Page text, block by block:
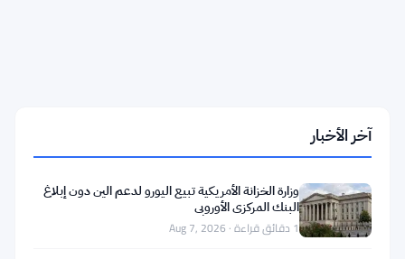
توقعات
إيثريوم
دولار
آخر الأخبار
وزارة الخزانة الأمريكية تبيع اليورو لدعم الين دون إبلاغ
البنك المركزي الأوروبي
1 دقائق قراءة · Aug 7, 2026